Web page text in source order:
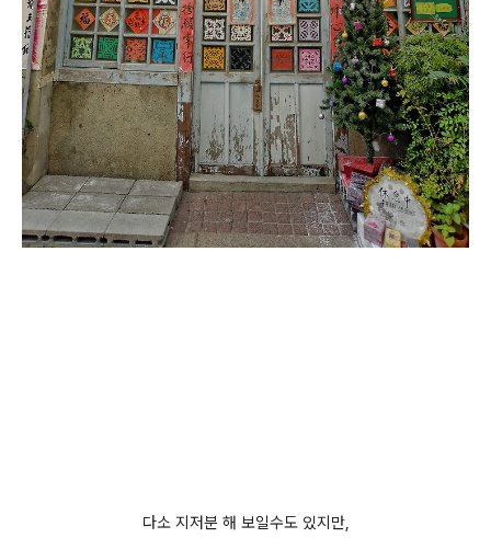
다소 지저분 해 보일수도 있지만,